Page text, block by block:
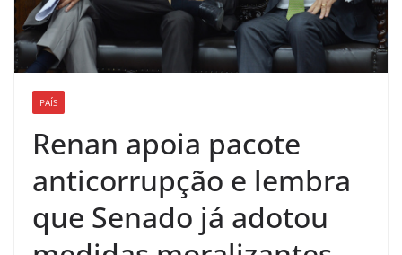
PAÍS
Renan apoia pacote
anticorrupção e lembra
que Senado já adotou